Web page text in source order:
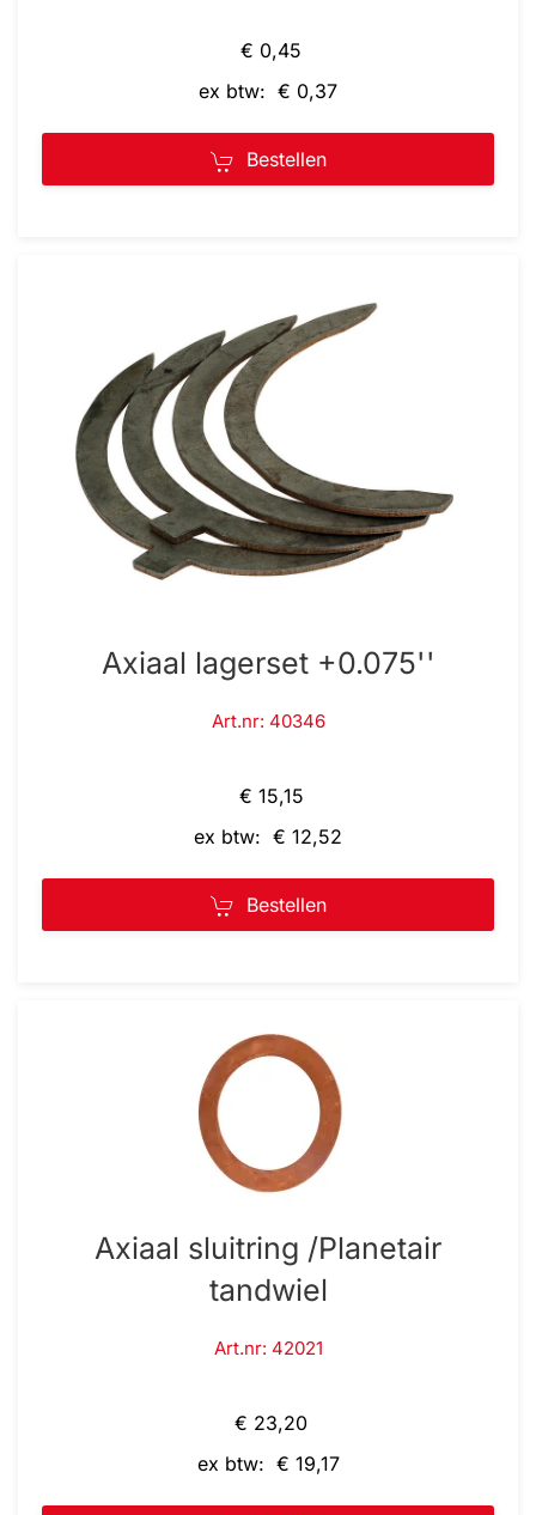
€ 0,45
ex btw: € 0,37
Bestellen
Axiaal lagerset +0.075''
Art.nr: 40346
€ 15,15
ex btw: € 12,52
Bestellen
Axiaal sluitring /Planetair
tandwiel
Art.nr: 42021
€ 23,20
ex btw: € 19,17